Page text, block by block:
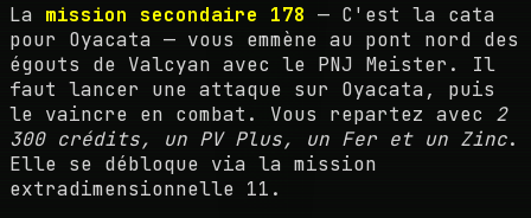
La mission secondaire 178 — C'est la cata
pour Oyacata — vous emmène au pont nord des
égouts de Valcyan avec le PNJ Meister. Il
faut lancer une attaque sur Oyacata, puis
le vaincre en combat. Vous repartez avec 2
300 crédits, un PV Plus, un Fer et un Zinc.
Elle se débloque via la mission
extradimensionnelle 11.